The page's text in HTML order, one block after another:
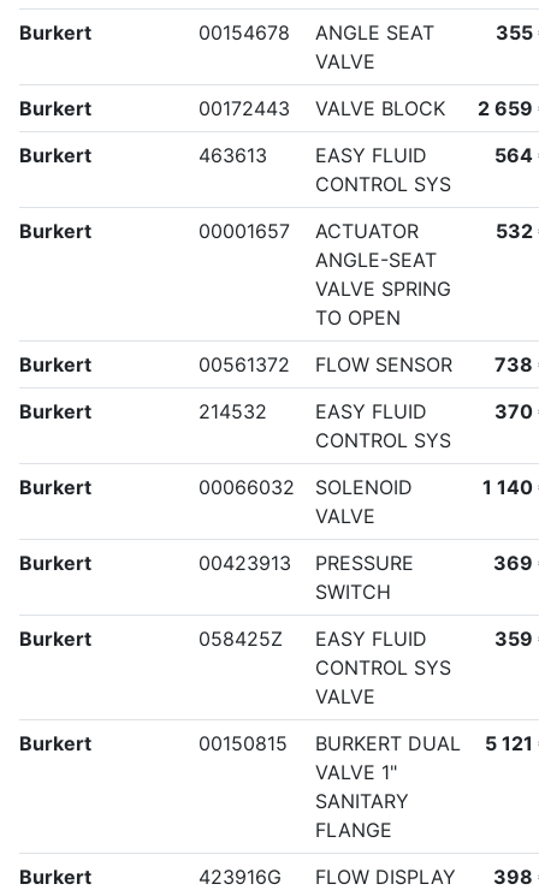
Burkert
00154678
ANGLE SEAT
VALVE
355
Burkert 00172443 VALVE BLOCK
2 659
Burkert
463613
EASY FLUID
CONTROL SYS
564
Burkert 00001657
ACTUATOR
ANGLE-SEAT
VALVE SPRING
TO OPEN
532
Burkert 00561372 FLOW SENSOR
738
Burkert
214532
EASY FLUID
CONTROL SYS
370
Burkert 00066032
SOLENOID
VALVE
1 140
Burkert 00423913
PRESSURE
SWITCH
369
Burkert 058425Z
EASY FLUID
CONTROL SYS
VALVE
359
Burkert 00150815
BURKERT DUAL
VALVE 1"
SANITARY
FLANGE
5 121
Burkert 423916G FLOW DISPLAY
398